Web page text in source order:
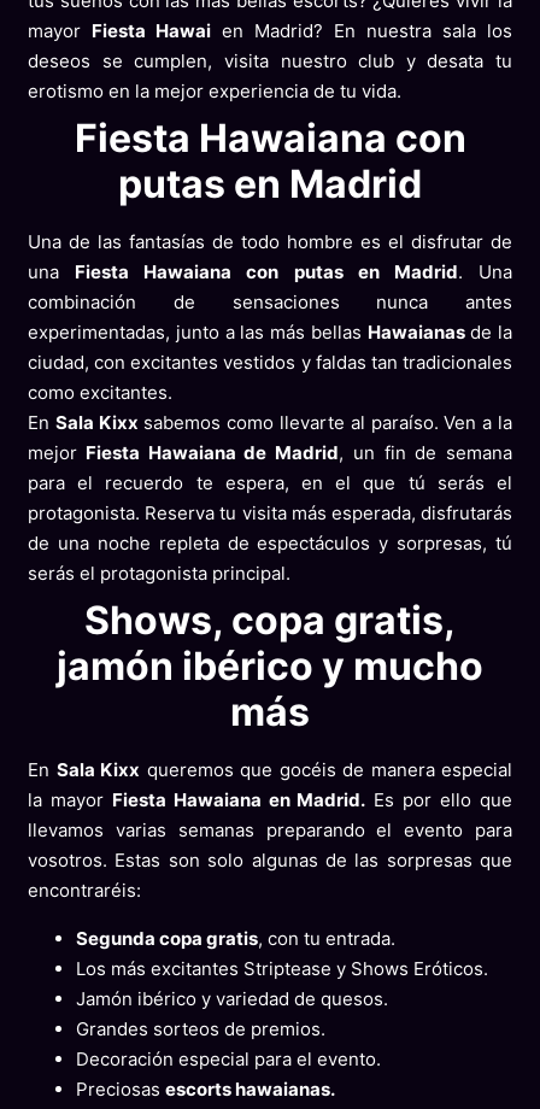
mayor Fiesta Hawai en Madrid? En nuestra sala los
deseos se cumplen, visita nuestro club y desata tu
erotismo en la mejor experiencia de tu vida.
Fiesta Hawaiana con
putas en Madrid
Una de las fantasías de todo hombre es el disfrutar de
una Fiesta Hawaiana con putas en Madrid. Una
combinación de sensaciones nunca antes
experimentadas, junto a las más bellas Hawaianasde la
ciudad, con excitantes vestidos y faldas tan tradicionales
como excitantes.
En Sala Kixx sabemos como llevarte al paraíso. Ven a la
mejor Fiesta Hawaiana de Madrid, un fin de semana
para el recuerdo te espera, en el que tú serás el
protagonista. Reserva tu visita más esperada, disfrutarás
de una noche repleta de espectáculos y sorpresas, tú
serás el protagonista principal.
Shows, copa gratis,
jamón ibérico y mucho
más
En Sala Kixx queremos que gocéis de manera especial
la mayor Fiesta Hawaiana en Madrid. Es por ello que
llevamos varias semanas preparando el evento para
vosotros. Estas son solo algunas de las sorpresas que
encontraréis:
Segunda copa gratis, con tu entrada.
Los más excitantes Striptease y Shows Eróticos.
Jamón ibérico y variedad de quesos.
Grandes sorteos de premios.
Decoración especial para el evento.
Preciosas escorts hawaianas.